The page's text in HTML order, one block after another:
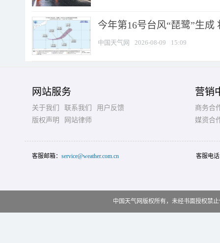
今年第16号台风“琵鹭”生
中国天气网 2026-08-09 15:09
网站服务
关于我们 联系我们
用户反馈
版权声明
网站律师
营销
商务合
媒资合
客服邮箱： service@weather.com.cn 客服电
中国天气网版权所有，未经书面授权